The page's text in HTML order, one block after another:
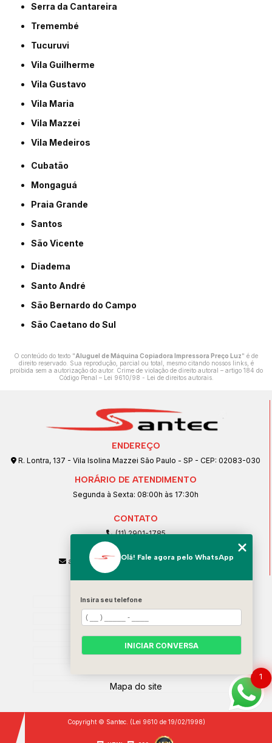
Serra da Cantareira
Tremembé
Tucuruvi
Vila Guilherme
Vila Gustavo
Vila Maria
Vila Mazzei
Vila Medeiros
Cubatão
Mongaguá
Praia Grande
Santos
São Vicente
Diadema
Santo André
São Bernardo do Campo
São Caetano do Sul
O conteúdo do texto "Aluguel de Máquina Copiadora Impressora Preço Luz" é de
direito reservado. Sua reprodução, parcial ou total, mesmo citando nossos links, é
proibida sem a autorização do autor. Crime de violação de direito autoral – artigo 184 do
Código Penal – Lei 9610/98 - Lei de direitos autorais.
ENDEREÇO
R. Lontra, 137 - Vila Isolina Mazzei São Paulo - SP - CEP: 02083-030
HORÁRIO DE ATENDIMENTO
Segunda à Sexta: 08:00h às 17:30h
CONTATO
(11) 2901-1785
(11) 99239-1832
atendimento@santeccopiadoras.com.br
Home
Empresa
SERVIÇOS
Contato
Mapa do site
Copyright © Santec. (Lei 9610 de 19/02/1998)
1
Olá! Fale agora pelo WhatsApp
Insira seu telefone
INICIAR CONVERSA